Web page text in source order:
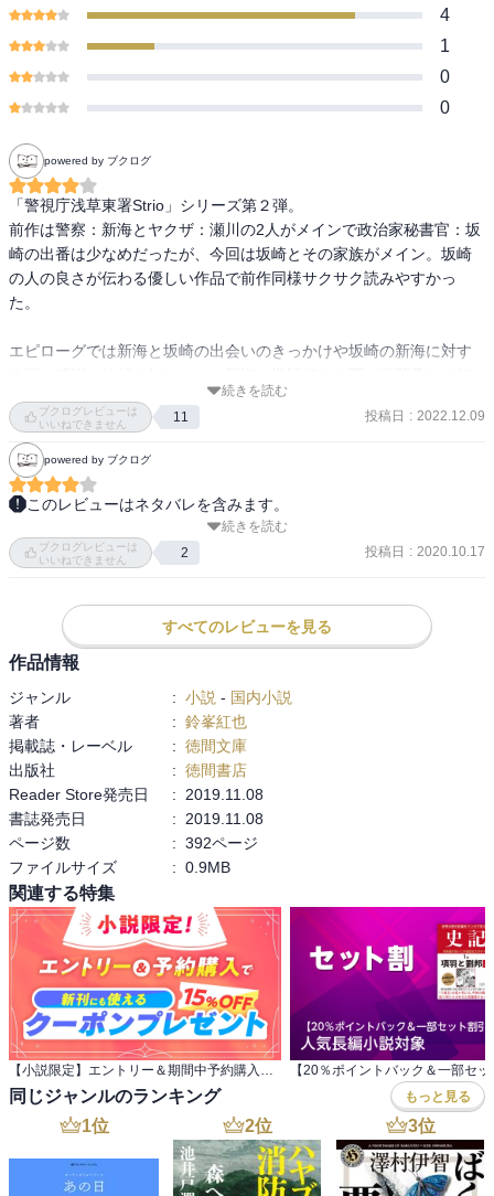
4
1
0
0
powered by ブクログ
「警視庁浅草東署Strio」シリーズ第２弾。
前作は警察：新海とヤクザ：瀬川の2人がメインで政治家秘書官：坂
崎の出番は少なめだったが、今回は坂崎とその家族がメイン。坂崎
の人の良さが伝わる優しい作品で前作同様サクサク読みやすかっ
た。
エピローグでは新海と坂崎の出会いのきっかけや坂崎の新海に対す
持ちがほっこり。
事の発端は坂崎が自分の父親の不審な様子について新海に相談した
ことから調査が始まる。新海を通じて友となった瀬川も協力し、そ
れぞれの分野で調べていくと意外なところに繋がっていく。
前作同様に気心知れた仲間内のわちゃわちゃがあったり、事件に絡
む部分はピリッとしたり緩急あって面白い。新海も瀬川も坂崎やそ
の家族を思い全力で助けようとするのが良い。それぞれを尊重しな
仕事では抜け目のない坂崎の父：浩一が見せる不可解な行動の裏に
ある真相も、また人間味が感じられた。
次作も楽しみ。
続きを読む
ブクログレビューは
いいねできません
11 投稿日 : 2022.12.09
powered by ブクログ
このレビューはネタバレを含みます。
物語としての主役はその子供世代
だが、親世代の貫録の違いも凄い
親友を護る為に無償の活動をする
刑事は私的報奨制度で捜査を開始
テキヤの活動は任侠生き残り大物
此の化け物たちを動かす
政治家秘書で息子の本当の主役は
之からの成長が見え隠れするが、
此の本の主役は坂崎浩一国務大臣
（ラスボスも同じ）でバケモノぶ
りには圧倒されるものの、夫かつ
化け物を頭コッツンで倒す母親こ
そ物語の芯かもしれない
続きを読む
ブクログレビューは
いいねできません
2 投稿日 : 2020.10.17
すべてのレビューを見る
作品情報
ジャンル : 小説 - 国内小説
著者
: 鈴峯紅也
掲載誌・レーベル
: 徳間文庫
出版社
: 徳間書店
Reader Store発売日
:
2019.11.08
書誌発売日
:
2019.11.08
ページ数
: 392ページ
ファイルサイズ
: 0.9MB
関連する特集
【小説限定】エントリー＆期間中予約購入でクーポンプレゼント
同じジャンルのランキング もっと見る
1位 2位 3位